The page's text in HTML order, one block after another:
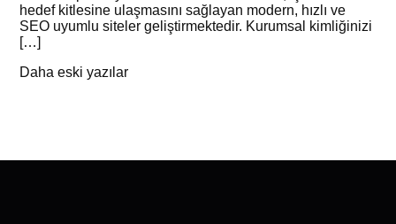
hedef kitlesine ulaşmasını sağlayan modern, hızlı ve
SEO uyumlu siteler geliştirmektedir. Kurumsal kimliğinizi
[…]
Yazı
Daha eski yazılar